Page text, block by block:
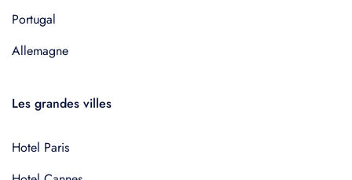
Portugal
Allemagne
Les grandes villes
Hotel Paris